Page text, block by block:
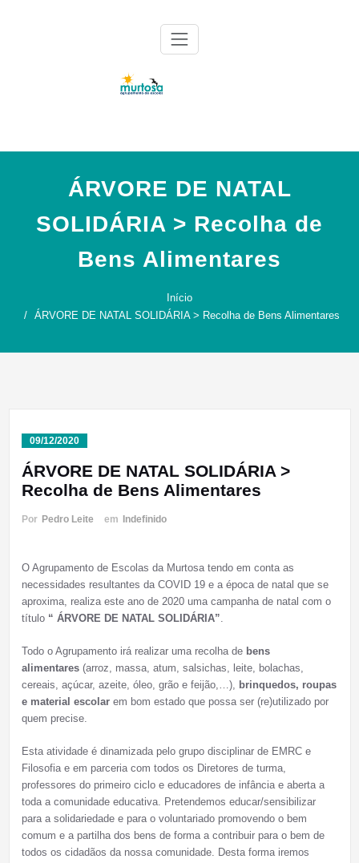
ÁRVORE DE NATAL
SOLIDÁRIA > Recolha de
Bens Alimentares
Início
ÁRVORE DE NATAL SOLIDÁRIA > Recolha de Bens Alimentares
09/12/2020
ÁRVORE DE NATAL SOLIDÁRIA >
Recolha de Bens Alimentares
Por Pedro Leite em Indefinido
O Agrupamento de Escolas da Murtosa tendo em conta as
necessidades resultantes da COVID 19 e a época de natal que se
aproxima, realiza este ano de 2020 uma campanha de natal com o
título “ ÁRVORE DE NATAL SOLIDÁRIA”.
Todo o Agrupamento irá realizar uma recolha de bens
alimentares(arroz, massa, atum, salsichas, leite, bolachas,
cereais, açúcar, azeite, óleo, grão e feijão,…), brinquedos, roupas
e material escolarem bom estado que possa ser (re)utilizado por
quem precise.
Esta atividade é dinamizada pelo grupo disciplinar de EMRC e
Filosofia e em parceria com todos os Diretores de turma,
professores do primeiro ciclo e educadores de infância e aberta a
toda a comunidade educativa. Pretendemos educar/sensibilizar
para a solidariedade e para o voluntariado promovendo o bem
comum e a partilha dos bens de forma a contribuir para o bem de
todos os cidadãos da nossa comunidade. Desta forma iremos